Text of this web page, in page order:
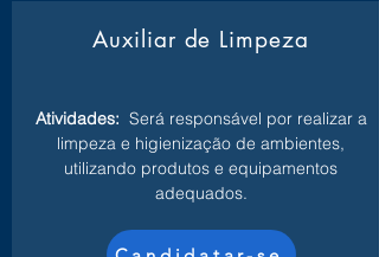
Auxiliar de Limpeza
Atividades: Será responsável por realizar a
limpeza e higienização de ambientes,
utilizando produtos e equipamentos
adequados.